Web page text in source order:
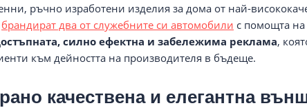
ръчно изработени изделия за дома от най-
брандират два от служебните си автомобили с помощта
силно ефектна и забележима реклама,
към дейността на производителя в бъдеще.
качествена и елегантна